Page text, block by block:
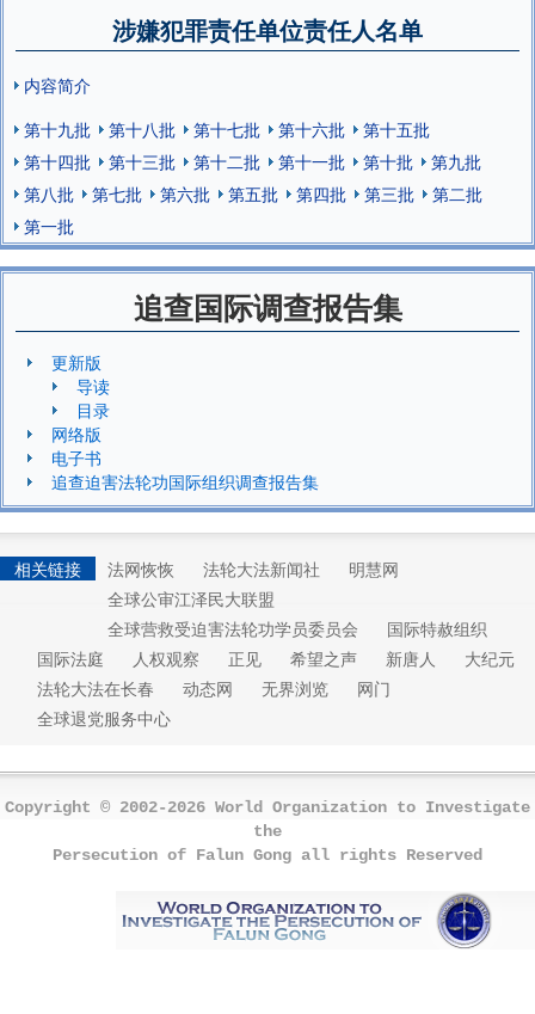
涉嫌犯罪责任单位责任人名单
内容简介
第十九批
第十八批 第十七批 第十六批
第十五批
第十四批
第十三批 第十二批 第十一批 第十批
第九批
第八批
第七批 第六批 第五批 第四批 第三批
第二批
第一批
追查国际调查报告集
更新版
导读
目录
网络版
电子书
追查迫害法轮功国际组织调查报告集
相关链接 法网恢恢 法轮大法新闻社
明慧网
全球公审江泽民大联盟
全球营救受迫害法轮功学员委员会
国际特赦组织
国际法庭
人权观察 正见 希望之声 新唐人
大纪元
法轮大法在长春
动态网 无界浏览
网门
全球退党服务中心
Copyright © 2002-2026 World Organization to Investigate
the
Persecution of Falun Gong all rights Reserved